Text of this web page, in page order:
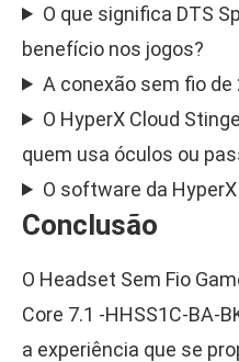
O que significa DTS
benefício nos jogos?
A conexão sem fio de
O HyperX Cloud
quem usa óculos ou
O software da
Conclusão
O Headset Sem Fio
Core 7.1 -HHSS1C-BA-
a experiência que se